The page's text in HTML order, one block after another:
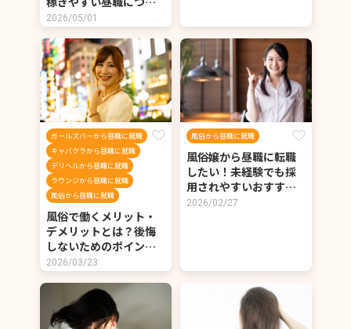
2026/05/01
ガールズバーから昼職に就職
キャバクラから昼職に就職
デリヘルから昼職に就職
ラウンジから昼職に就職
風俗から昼職に就職
風俗で働くメリット・
デメリットとは？後悔
しないためのポイン…
2026/03/23
風俗から昼職に就職
風俗嬢から昼職に転職
したい！未経験でも採
用されやすいおすす…
2026/02/27